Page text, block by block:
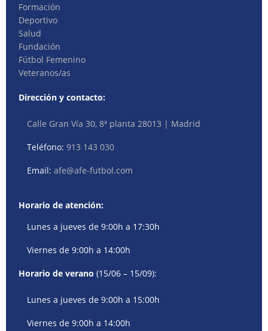
Formación
Deportivo
Salud
Fundación
Fútbol Femenino
Veteranos/as
Dirección y contacto:
Calle Gran Vía 30, 8ª planta 28013 | Madrid
Teléfono:913 143 030
Email:afe@afe-futbol.com
Horario de atención:
Lunes a jueves de 9:00h a 17:30h
Viernes de 9:00h a 14:00h
Horario de verano (15/06 – 15/09):
Lunes a jueves de 9:00h a 15:00h
Viernes de 9:00h a 14:00h